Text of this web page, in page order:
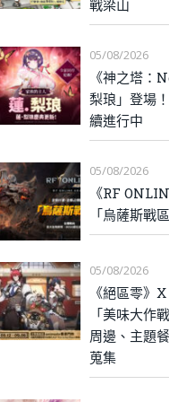
戰梁山
05/08/2026
《神之塔：
梨琅」登場
續進行中
05/08/2026
《RF
「烏薩斯戰
05/08/2026
《絕區零》
「美味大作
周邊、主題
蒐集